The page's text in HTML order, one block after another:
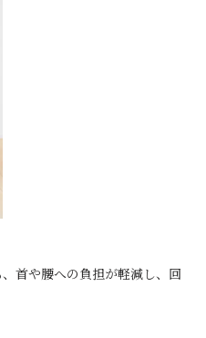
首や腰への負担が軽減し、回